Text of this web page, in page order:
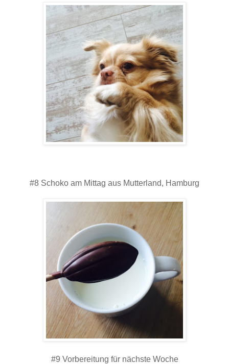
#8 Schoko am Mittag aus Mutterland, Hamburg
#9 Vorbereitung für nächste Woche